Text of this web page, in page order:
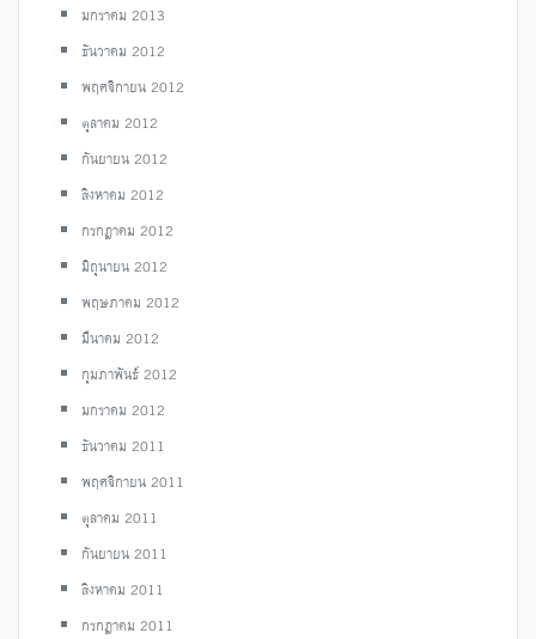
มกราคม 2013
ธันวาคม 2012
พฤศจิกายน 2012
ตุลาคม 2012
กันยายน 2012
สิงหาคม 2012
กรกฎาคม 2012
มิถุนายน 2012
พฤษภาคม 2012
มีนาคม 2012
กุมภาพันธ์ 2012
มกราคม 2012
ธันวาคม 2011
พฤศจิกายน 2011
ตุลาคม 2011
กันยายน 2011
สิงหาคม 2011
กรกฎาคม 2011